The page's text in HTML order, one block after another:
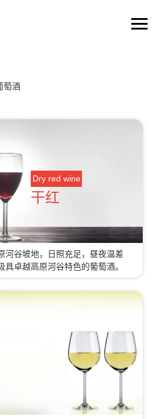
萄酒
Dry red wine
干红
河谷坡地，日照充足，昼夜温差
卓越高原河谷特色的葡萄酒。